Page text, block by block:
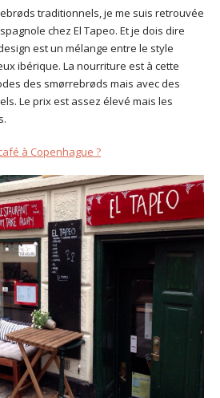
traditionnels, je me suis retrouvée
chez El Tapeo. Et je dois dire
est un mélange entre le style
ibérique. La nourriture est à cette
des smørrebrøds mais avec des
Le prix est assez élevé mais les
à Copenhague ?